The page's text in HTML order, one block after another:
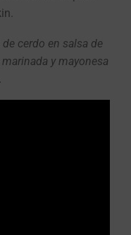
cerdo en salsa de
y mayonesa